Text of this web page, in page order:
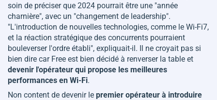
soin de préciser que 2024 pourrait être une "année
charnière", avec un "changement de leadership".
"L'introduction de nouvelles technologies, comme le Wi-Fi7,
et la réaction stratégique des concurrents pourraient
bouleverser l'ordre établi", expliquait-il. Il ne croyait pas si
bien dire car Free est bien décidé à renverser la table et
devenir l'opérateur qui propose les meilleures
performances en Wi-Fi.
Non content de devenir le premier opérateur à introduire